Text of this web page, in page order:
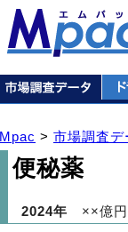
Mpac > 市場調査デ
便秘薬
2024年 ××億円